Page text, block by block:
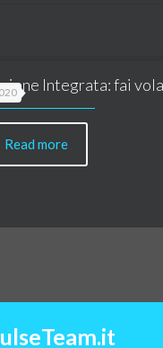
Integrata: fai
Read more